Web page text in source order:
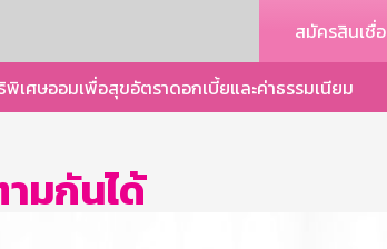
สมัครสินเชื่อ
พิเศษออมเพื่อสุขอัตราดอกเบี้ยและค่าธรรมเนียม
มกันได้